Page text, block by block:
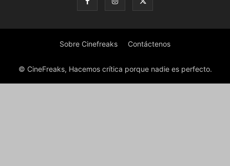
Sobre Cinefreaks Contáctenos
© CineFreaks, Hacemos crítica porque nadie es perfecto.